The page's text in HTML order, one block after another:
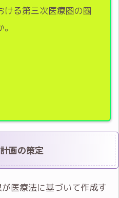
ける第三次医療圏の圏
画の策定
医療法に基づいて作成す